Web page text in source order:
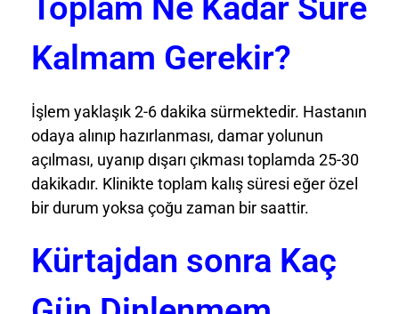
Toplam Ne Kadar Süre
Kalmam Gerekir?
İşlem yaklaşık 2-6 dakika sürmektedir. Hastanın
odaya alınıp hazırlanması, damar yolunun
açılması, uyanıp dışarı çıkması toplamda 25-30
dakikadır. Klinikte toplam kalış süresi eğer özel
bir durum yoksa çoğu zaman bir saattir.
Kürtajdan sonra Kaç